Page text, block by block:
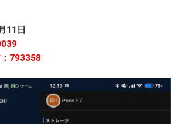
11日
793358